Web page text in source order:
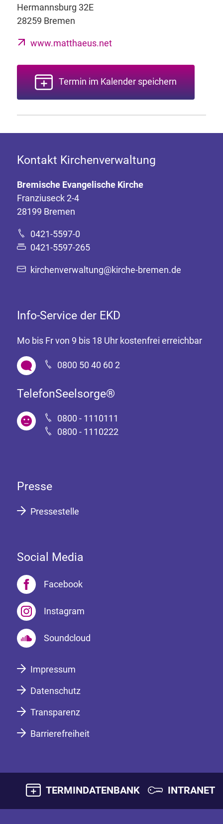
Hermannsburg 32E
28259 Bremen
www.matthaeus.net
Termin im Kalender speichern
Kontakt Kirchenverwaltung
Bremische Evangelische Kirche
Franziuseck 2-4
28199 Bremen
0421-5597-0
0421-5597-265
kirchenverwaltung@kirche-bremen.de
Info-Service der EKD
Mo bis Fr von 9 bis 18 Uhr kostenfrei erreichbar
0800 50 40 60 2
TelefonSeelsorge®
0800 - 1110111
0800 - 1110222
Presse
Pressestelle
Social Media
Facebook
Instagram
Soundcloud
Impressum
Datenschutz
Transparenz
Barrierefreiheit
TERMINDATENBANK INTRANET